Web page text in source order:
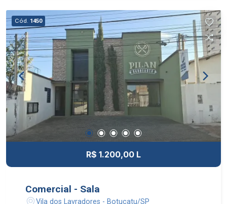
Cód. 1450
R$ 1.200,00 L
Comercial - Sala
Vila dos Lavradores - Botucatu/SP